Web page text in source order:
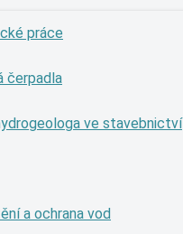
práce
čerpadla
ve stavebnictví
a ochrana vod